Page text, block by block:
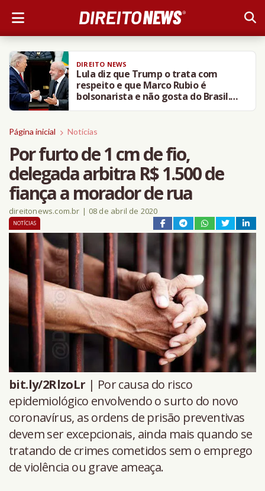
DIREITO NEWS
Lula diz que Trump o trata com
respeito e que Marco Rubio é
bolsonarista e não gosta do Brasil.
VÍDEO
Página inicial Notícias
Por furto de 1 cm de fio,
delegada arbitra R$ 1.500 de
fiança a morador de rua
direitonews.com.br | 08 de abril de 2020
NOTÍCIAS
bit.ly/2RlzoLr | Por causa do risco
epidemiológico envolvendo o surto do novo
coronavírus, as ordens de prisão preventivas
devem ser excepcionais, ainda mais quando se
tratando de crimes cometidos sem o emprego
de violência ou grave ameaça.